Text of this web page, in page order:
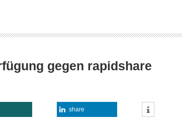
gegen rapidshare
share